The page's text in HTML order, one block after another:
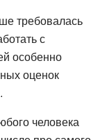
требовалась
с
особенно
оценок
человека